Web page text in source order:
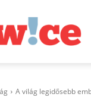
A világ legidősebb